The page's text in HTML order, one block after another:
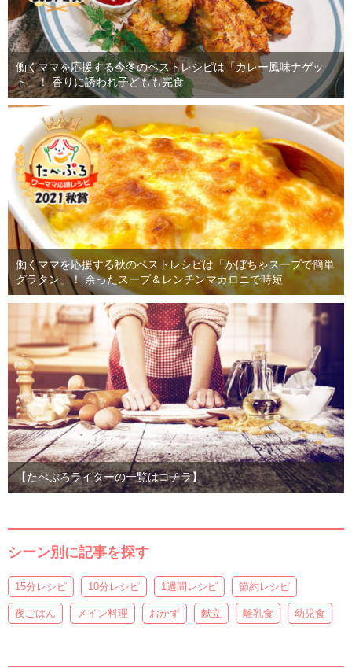
働くママを応援する今冬のベストレシピは「カレー風味ナゲッ
ト」！ 香りに誘われ子どもも完食
働くママを応援する秋のベストレシピは「かぼちゃスープで簡単
グラタン」！ 余ったスープ＆レンチンマカロニで時短
【たべぷろライターの一覧はコチラ】
シーン別に記事を探す
15分レシピ 10分レシピ 1週間レシピ 節約レシピ
夜ごはん メイン料理 おかず 献立 離乳食 幼児食